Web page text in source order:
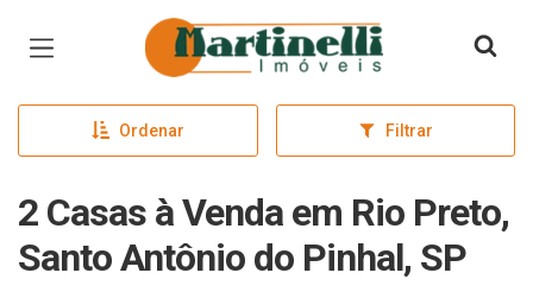
Página inicial
Ordenar Filtrar
2 Casas à Venda em Rio Preto,
Santo Antônio do Pinhal, SP